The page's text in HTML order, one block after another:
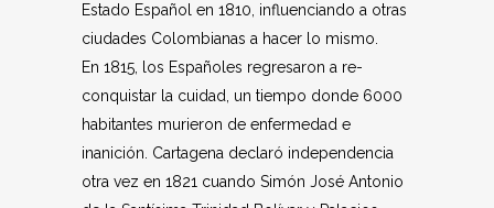
Estado Español en 1810, influenciando a otras
ciudades Colombianas a hacer lo mismo.
En 1815, los Españoles regresaron a re-
conquistar la cuidad, un tiempo donde 6000
habitantes murieron de enfermedad e
inanición. Cartagena declaró independencia
otra vez en 1821 cuando Simón José Antonio